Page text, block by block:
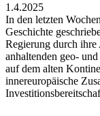
1.4.2025
In den letzten
Geschichte
Regierung durch ihre
anhaltenden geo-
auf dem alten
innereuropäische